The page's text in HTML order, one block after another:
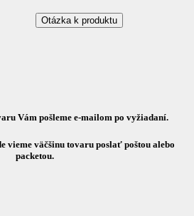
Otázka k produktu
Vám pošleme e-mailom po vyžiadaní.
vieme väčšinu tovaru poslať poštou alebo
packetou.